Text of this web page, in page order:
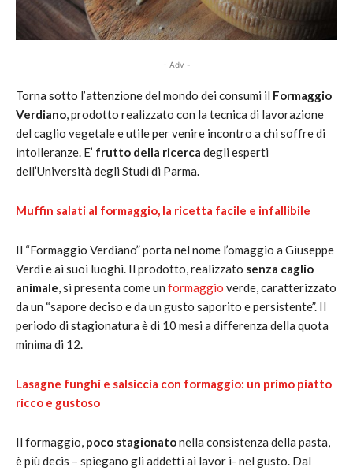
- Adv -
Torna sotto l’attenzione del mondo dei consumi il Formaggio
Verdiano, prodotto realizzato con la tecnica di lavorazione
del caglio vegetale e utile per venire incontro a chi soffre di
intolleranze. E’ frutto della ricerca degli esperti
dell’Università degli Studi di Parma.
Muffin salati al formaggio, la ricetta facile e infallibile
Il “Formaggio Verdiano” porta nel nome l’omaggio a Giuseppe
Verdi e ai suoi luoghi. Il prodotto, realizzato senza caglio
animale, si presenta come un formaggio verde, caratterizzato
da un “sapore deciso e da un gusto saporito e persistente”. Il
periodo di stagionatura è di 10 mesi a differenza della quota
minima di 12.
Lasagne funghi e salsiccia con formaggio: un primo piatto
ricco e gustoso
Il formaggio, poco stagionatonella consistenza della pasta,
è più decis – spiegano gli addetti ai lavor i- nel gusto. Dal